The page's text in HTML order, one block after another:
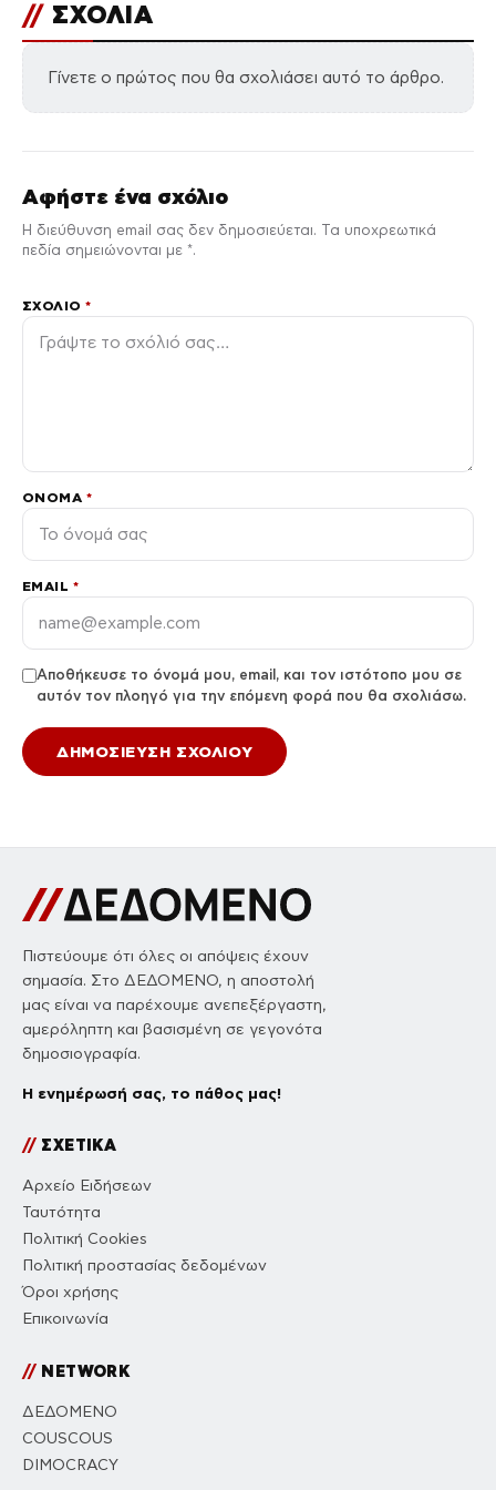
// ΣΧΟΛΙΑ
Γίνετε ο πρώτος που θα σχολιάσει αυτό το άρθρο.
Αφήστε ένα σχόλιο
Η διεύθυνση email σας δεν δημοσιεύεται. Τα υποχρεωτικά
πεδία σημειώνονται με *.
ΣΧΌΛΙΟ*
ΌΝΟΜΑ *
EMAIL *
Αποθήκευσε το όνομά μου, email, και τον ιστότοπο μου σε
αυτόν τον πλοηγό για την επόμενη φορά που θα σχολιάσω.
Πιστεύουμε ότι όλες οι απόψεις έχουν
σημασία. Στο ΔΕΔΟΜΕΝΟ, η αποστολή
μας είναι να παρέχουμε ανεπεξέργαστη,
αμερόληπτη και βασισμένη σε γεγονότα
δημοσιογραφία.
Η ενημέρωσή σας, το πάθος μας!
//ΣΧΕΤΙΚΑ
Αρχείο Ειδήσεων
Ταυτότητα
Πολιτική Cookies
Πολιτική προστασίας δεδομένων
Όροι χρήσης
Επικοινωνία
//NETWORK
ΔΕΔΟΜΕΝΟ
COUSCOUS
DIMOCRACY